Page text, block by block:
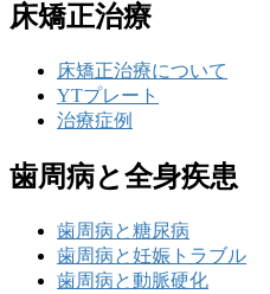
床矯正治療
床矯正治療について
YTプレート
治療症例
歯周病と全身疾患
歯周病と糖尿病
歯周病と妊娠トラブル
歯周病と動脈硬化